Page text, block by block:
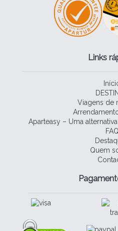
Links
Viagens de
Aparteasy – Uma
FAQ
Quem